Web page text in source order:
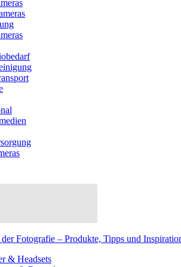
Fotografie – Produkte, Tipps und
& Headsets